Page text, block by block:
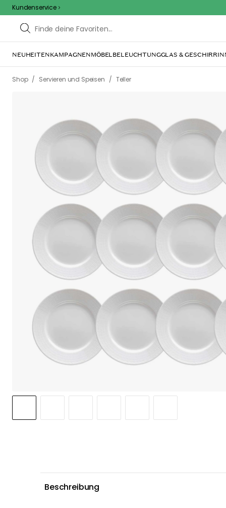
Kundenservice
NEUHEITENKAMPAGNENMÖBELBELEUCHTUNGGLAS & GESCHIRR
Shop / Servieren und Speisen / Teller
Beschreibung
We
We use
may